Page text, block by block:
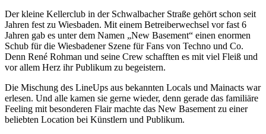
Der kleine Kellerclub in der Schwalbacher Straße gehört schon seit
Jahren fest zu Wiesbaden. Mit einem Betreiberwechsel vor fast 6
Jahren gab es unter dem Namen „New Basement“ einen enormen
Schub für die Wiesbadener Szene für Fans von Techno und Co.
Denn René Rohman und seine Crew schafften es mit viel Fleiß und
vor allem Herz ihr Publikum zu begeistern.
Die Mischung des LineUps aus bekannten Locals und Mainacts war
erlesen. Und alle kamen sie gerne wieder, denn gerade das familiäre
Feeling mit besonderen Flair machte das New Basement zu einer
beliebten Location bei Künstlern und Publikum.